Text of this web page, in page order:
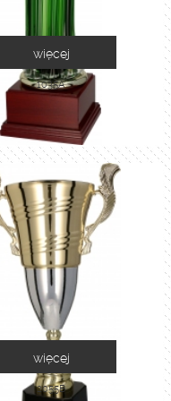
1035A
więcej
2055B
więcej